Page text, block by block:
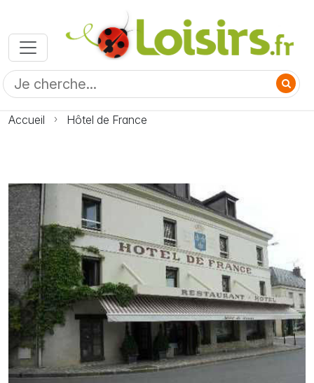
Accueil Hôtel de France
Photo Hôtel de France